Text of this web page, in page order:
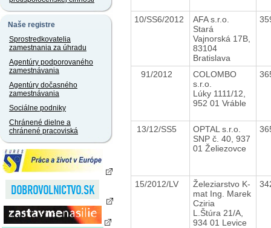
Naše registre
Sprostredkovatelia
zamestnania za úhradu
Agentúry podporovaného
zamestnávania
Agentúry dočasného
zamestnávania
Sociálne podniky
Chránené dielne a
chránené pracoviská
10/SS6/2012
AFA s.r.o.
Stará
Vajnorská 17B,
83104
Bratislava
91/2012
COLOMBO
s.r.o.
Lúky 1111/12,
952 01 Vráble
13/12/SS5
OPTAL s.r.o.
SNP č. 40, 937
01 Želiezovce
15/2012/LV
Železiarstvo K-
mat Ing. Marek
Cziria
L.Štúra 21/A,
934 01 Levice